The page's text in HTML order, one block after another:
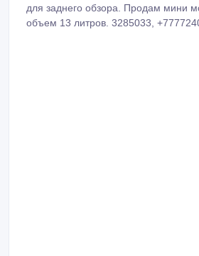
для заднего обзора. Продам мини
объeм 13 литров. 3285033,